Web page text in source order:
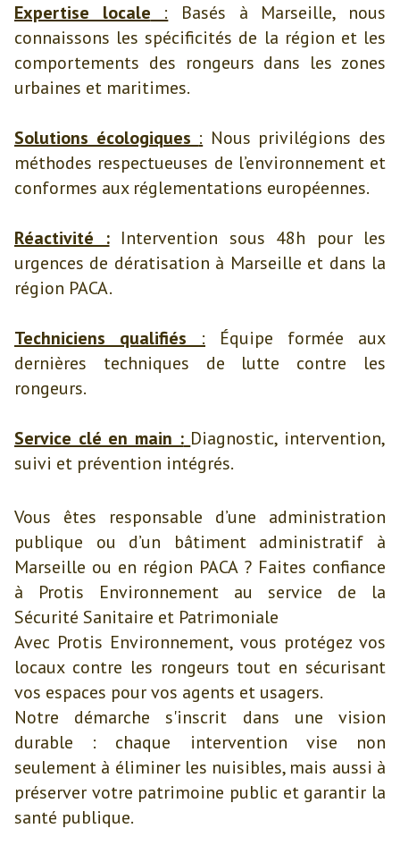
Expertise locale : Basés à Marseille, nous
connaissons les spécificités de la région et les
comportements des rongeurs dans les zones
urbaines et maritimes.
Solutions écologiques : Nous privilégions des
méthodes respectueuses de l’environnement et
conformes aux réglementations européennes.
Réactivité :Intervention sous 48h pour les
urgences de dératisation à Marseille et dans la
région PACA.
Techniciens qualifiés : Équipe formée aux
dernières techniques de lutte contre les
rongeurs.
Service clé en main : Diagnostic, intervention,
suivi et prévention intégrés.
Vous êtes responsable d’une administration
publique ou d’un bâtiment administratif à
Marseille ou en région PACA ? Faites confiance
à Protis Environnement au service de la
Sécurité Sanitaire et Patrimoniale
Avec Protis Environnement, vous protégez vos
locaux contre les rongeurs tout en sécurisant
vos espaces pour vos agents et usagers.
Notre démarche s'inscrit dans une vision
durable : chaque intervention vise non
seulement à éliminer les nuisibles, mais aussi à
préserver votre patrimoine public et garantir la
santé publique.